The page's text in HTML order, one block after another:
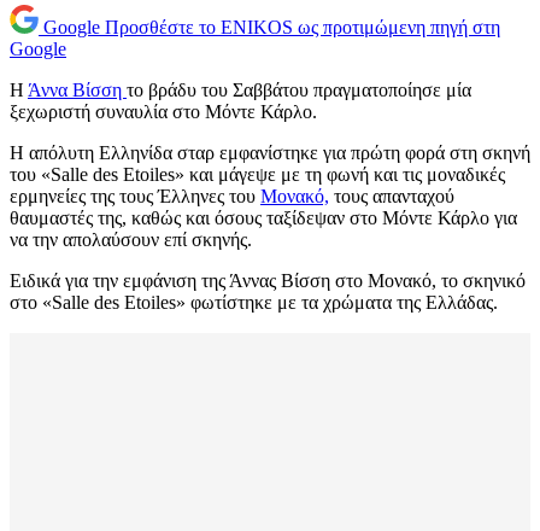
Google Προσθέστε το ENIKOS ως προτιμώμενη πηγή στη
Google
Η Άννα Βίσση το βράδυ του Σαββάτου πραγματοποίησε μία
ξεχωριστή συναυλία στο Μόντε Κάρλο.
Η απόλυτη Ελληνίδα σταρ εμφανίστηκε για πρώτη φορά στη σκηνή
του «Salle des Etoiles» και μάγεψε με τη φωνή και τις μοναδικές
ερμηνείες της τους Έλληνες του Μονακό, τους απανταχού
θαυμαστές της, καθώς και όσους ταξίδεψαν στο Μόντε Κάρλο για
να την απολαύσουν επί σκηνής.
Ειδικά για την εμφάνιση της Άννας Βίσση στο Μονακό, το σκηνικό
στο «Salle des Etoiles» φωτίστηκε με τα χρώματα της Ελλάδας.